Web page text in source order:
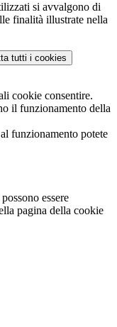
si avvalgono di
finalità illustrate nella
tutti i cookies
cookie consentire.
il funzionamento della
funzionamento potete
essere
pagina della cookie